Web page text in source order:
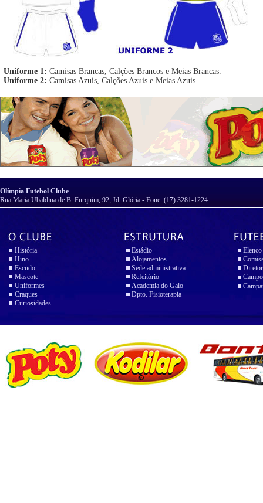
Uniforme 1: Camisas Brancas, Calções Brancos e Meias Brancas.
Uniforme 2: Camisas Azuis, Calções Azuis e Meias Azuis.
Olímpia Futebol Clube
Rua Maria Ubaldina de B. Furquim, 92, Jd. Glória - Fone: (17) 3281-1224
História
Hino
Escudo
Mascote
Uniformes
Craques
Curiosidades
Estádio
Alojamentos
Sede administrativa
Refeitório
Academia do Galo
Dpto. Fisioterapia
Elenco